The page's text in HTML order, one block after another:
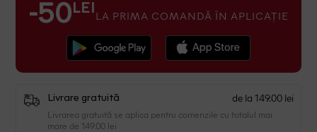
-50 LEI LA PRIMA COMANDĂ ÎN APLICAȚIE
Livrare gratuită de la 149.00 lei
Livrarea gratuită se aplica pentru comenzile cu totalul mai
mare de 149.00 lei